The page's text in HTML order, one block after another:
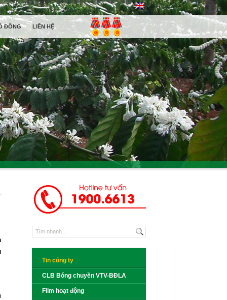
ĐÔNG LIÊN HỆ
Tin công ty
CLB Bóng chuyền VTV-BĐLA
Film hoạt động